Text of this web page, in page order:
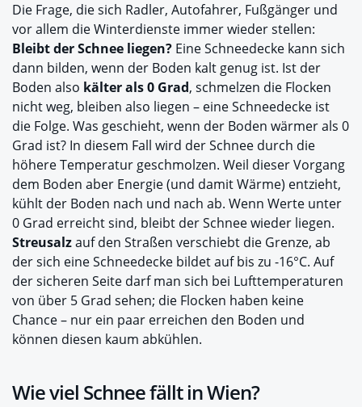
Die Frage, die sich Radler, Autofahrer, Fußgänger und
vor allem die Winterdienste immer wieder stellen:
Bleibt der Schnee liegen? Eine Schneedecke kann sich
dann bilden, wenn der Boden kalt genug ist. Ist der
Boden also kälter als 0 Grad, schmelzen die Flocken
nicht weg, bleiben also liegen – eine Schneedecke ist
die Folge. Was geschieht, wenn der Boden wärmer als 0
Grad ist? In diesem Fall wird der Schnee durch die
höhere Temperatur geschmolzen. Weil dieser Vorgang
dem Boden aber Energie (und damit Wärme) entzieht,
kühlt der Boden nach und nach ab. Wenn Werte unter
0 Grad erreicht sind, bleibt der Schnee wieder liegen.
Streusalzauf den Straßen verschiebt die Grenze, ab
der sich eine Schneedecke bildet auf bis zu -16°C. Auf
der sicheren Seite darf man sich bei Lufttemperaturen
von über 5 Grad sehen; die Flocken haben keine
Chance – nur ein paar erreichen den Boden und
können diesen kaum abkühlen.
Wie viel Schnee fällt in Wien?